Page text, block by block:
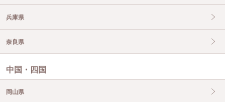
兵庫県
奈良県
中国・四国
岡山県